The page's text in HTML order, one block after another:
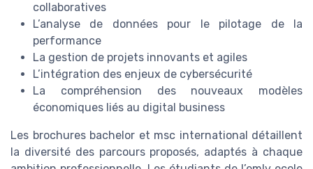
collaboratives
L’analyse de données pour le pilotage de la
performance
La gestion de projets innovants et agiles
L’intégration des enjeux de cybersécurité
La compréhension des nouveaux modèles
économiques liés au digital business
Les brochures bachelor et msc international détaillent
la diversité des parcours proposés, adaptés à chaque